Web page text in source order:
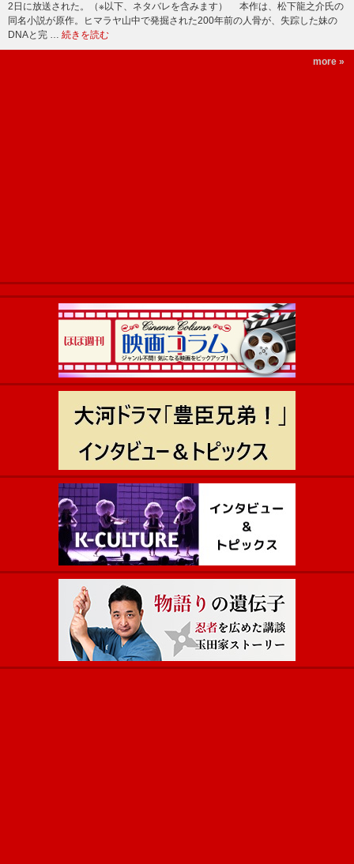
2日に放送された。（※以下、ネタバレを含みます） 本作は、松下龍之介氏の
同名小説が原作。ヒマラヤ山中で発掘された200年前の人骨が、失踪した妹の
DNAと完 … 続きを読む
more »